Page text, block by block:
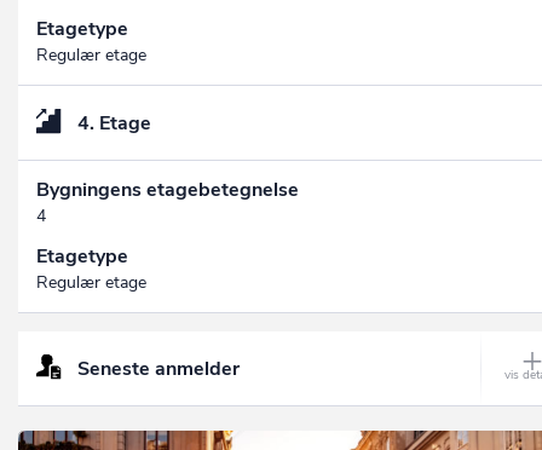
Etagetype
Regulær etage
4. Etage
Bygningens etagebetegnelse
4
Etagetype
Regulær etage
Seneste anmelder